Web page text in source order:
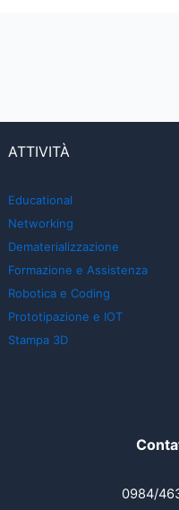
ATTIVITÀ
Educational
Networking
Dematerializzazione
Formazione e Assistenza
Robotica e Coding
Prototipazione e IOT
Stampa 3D
0984/